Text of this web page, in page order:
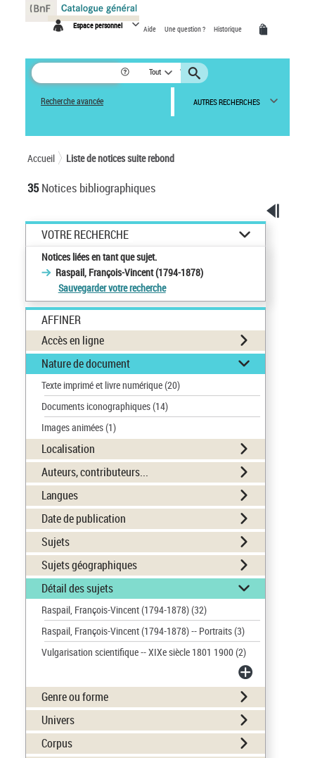
Espace personnel Aide Une question ? Historique
Tout
Recherche avancée AUTRES RECHERCHES
Accueil Liste de notices suite rebond
35Notices bibliographiques
VOTRE RECHERCHE
Notices liées en tant que sujet.
Raspail, François-Vincent (1794-1878)
Sauvegarder votre recherche
AFFINER
Accès en ligne
Nature de document
Texte imprimé et livre numérique(20)
Documents iconographiques(14)
Images animées(1)
Localisation
Auteurs, contributeurs...
Langues
Date de publication
Sujets
Sujets géographiques
Détail des sujets
Raspail, François-Vincent (1794-1878)(32)
Raspail, François-Vincent (1794-1878) -- Portraits(3)
Vulgarisation scientifique -- XIXe siècle 1801 1900(2)
Genre ou forme
Univers
Corpus
Panneau de gestion des cookies